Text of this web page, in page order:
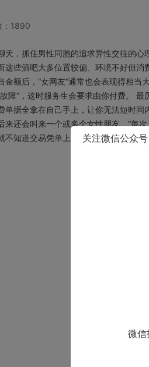
1890
，抓住男性同胞的追求异性交往的
些酒吧大多位置较偏、环境不好但
额后，“女网友”通常也会表现得相
障”，这时服务生会要求由你付费。
单据全拿在自己手上，让你无法短时
还会叫来一个或多个女性朋友。“每
不知道交易凭单上的钱是多少了。
关注微信公众号
微信